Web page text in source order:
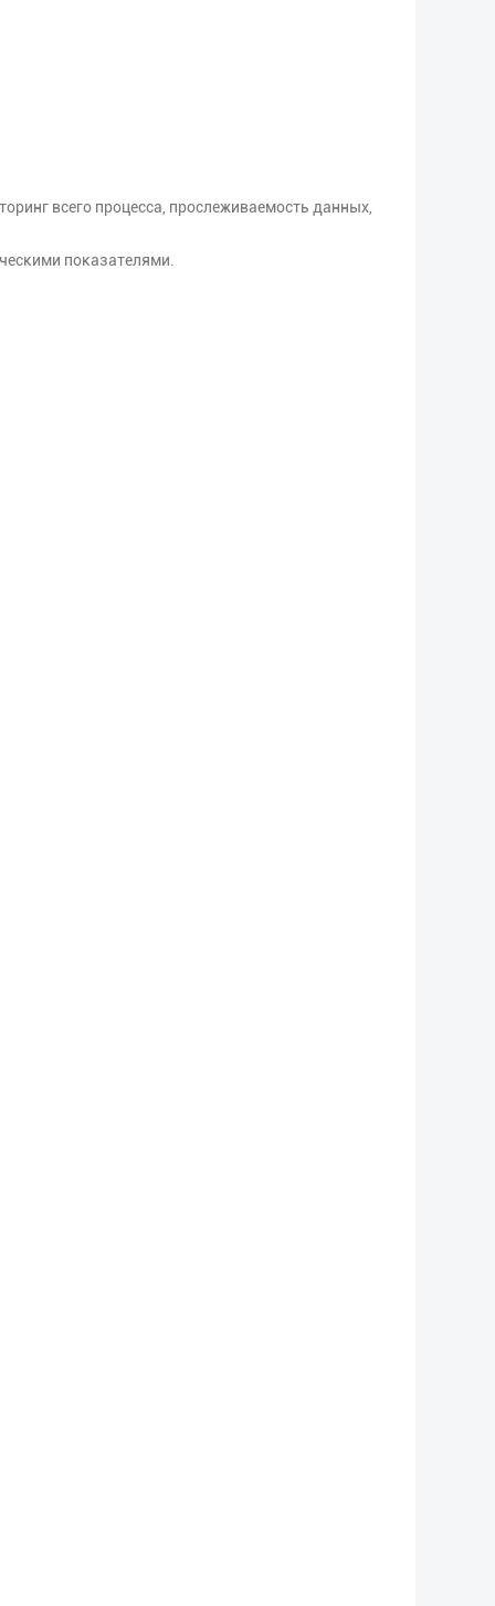
всего процесса, прослеживаемость данных,
показателями.